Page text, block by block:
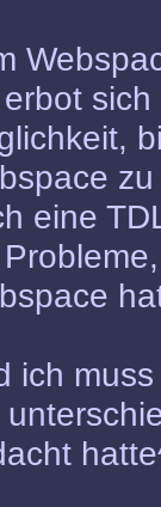
erbot
eine
ich